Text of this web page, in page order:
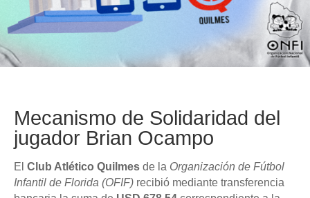
Mecanismo de Solidaridad del
jugador Brian Ocampo
El Club Atlético Quilmes de la Organización de Fútbol
Infantil de Florida (OFIF) recibió mediante transferencia